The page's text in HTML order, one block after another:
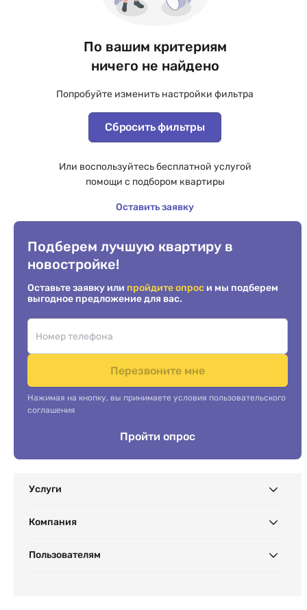
По вашим критериям
ничего не найдено
Попробуйте изменить настройки фильтра
Сбросить фильтры
Или воспользуйтесь бесплатной услугой
помощи с подбором квартиры
Оставить заявку
Подберем лучшую квартиру в
новостройке!
Оставьте заявку или пройдите опрос и мы подберем
выгодное предложение для вас.
Перезвоните мне
Нажимая на кнопку, вы принимаете условия пользовательского
соглашения
Пройти опрос
Услуги
Компания
Пользователям